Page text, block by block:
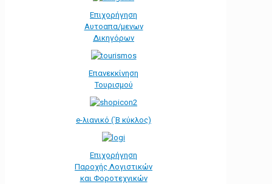
Επιχορήγηση
Αυτοαπα/μενων
Δικηγόρων
Επανεκκίνηση
Τουρισμού
e-λιανικό (΄Β κύκλος)
Επιχορήγηση
Παροχής Λογιστικών
και Φοροτεχνικών